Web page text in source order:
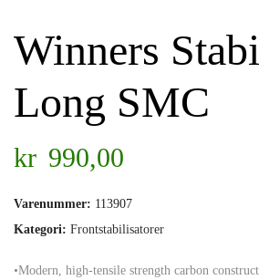
Winners
Long SMC
kr 990,00
Varenummer: 113907
Kategori: Frontstabilisatorer
•Modern, high-tensile strength carbon